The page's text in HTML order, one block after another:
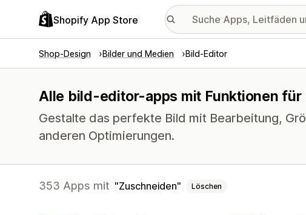
Shopify App Store
Shop-Design Bilder und Medien Bild-Editor
Alle bild-editor-apps mit Funktionen für
Gestalte das perfekte Bild mit Bearbeitung,
anderen Optimierungen.
353 Apps mit Zuschneiden Löschen